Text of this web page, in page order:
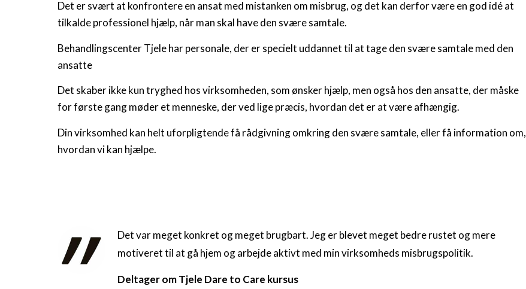
Det er svært at konfrontere en ansat med mistanken om misbrug, og det kan derfor være en god idé at
tilkalde professionel hjælp, når man skal have den svære samtale.
Behandlingscenter Tjele har personale, der er specielt uddannet til at tage den svære samtale med den
ansatte
Det skaber ikke kun tryghed hos virksomheden, som ønsker hjælp, men også hos den ansatte, der måske
for første gang møder et menneske, der ved lige præcis, hvordan det er at være afhængig.
Din virksomhed kan helt uforpligtende få rådgivning omkring den svære samtale, eller få information om,
hvordan vi kan hjælpe.
Det var meget konkret og meget brugbart. Jeg er blevet meget bedre rustet og mere
motiveret til at gå hjem og arbejde aktivt med min virksomheds misbrugspolitik.
Deltager om Tjele Dare to Care kursus